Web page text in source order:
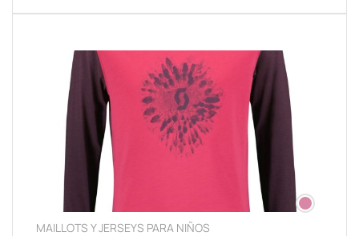
MAILLOTS Y JERSEYS PARA NIÑOS